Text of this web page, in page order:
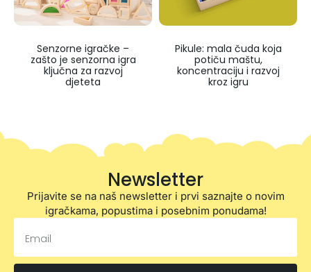
Senzorne igračke –
zašto je senzorna igra
ključna za razvoj
djeteta
Pikule: mala čuda koja
potiču maštu,
koncentraciju i razvoj
kroz igru
Newsletter
Prijavite se na naš newsletter i prvi saznajte o novim
igračkama, popustima i posebnim ponudama!